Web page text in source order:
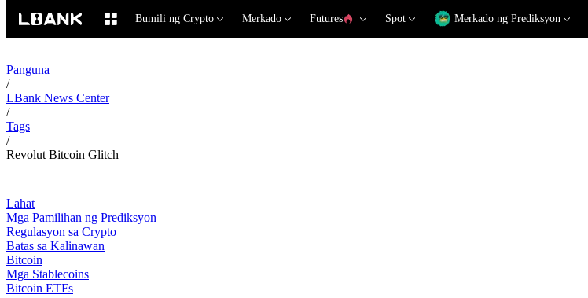
Bumili ng Crypto Merkado Futures Spot Merkado ng Prediksyon
Panguna
/
LBank News Center
/
Tags
/
Revolut Bitcoin Glitch
Lahat
Mga Pamilihan ng Prediksyon
Regulasyon sa Crypto
Batas sa Kalinawan
Bitcoin
Mga Stablecoins
Bitcoin ETFs